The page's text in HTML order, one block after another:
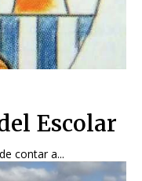
Escolar
contar a...